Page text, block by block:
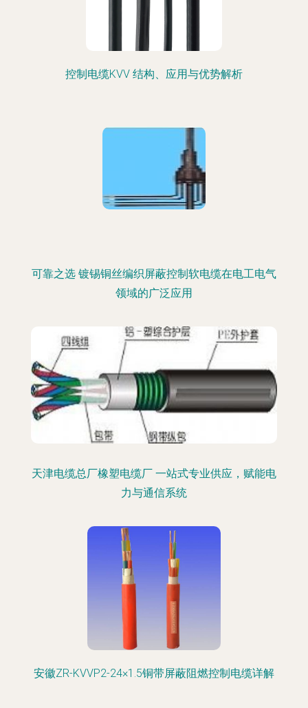
控制电缆KVV 结构、应用与优势解析
可靠之选 镀锡铜丝编织屏蔽控制软电缆在电工电气
领域的广泛应用
天津电缆总厂橡塑电缆厂 一站式专业供应，赋能电
力与通信系统
安徽ZR-KVVP2-24×1.5铜带屏蔽阻燃控制电缆详解